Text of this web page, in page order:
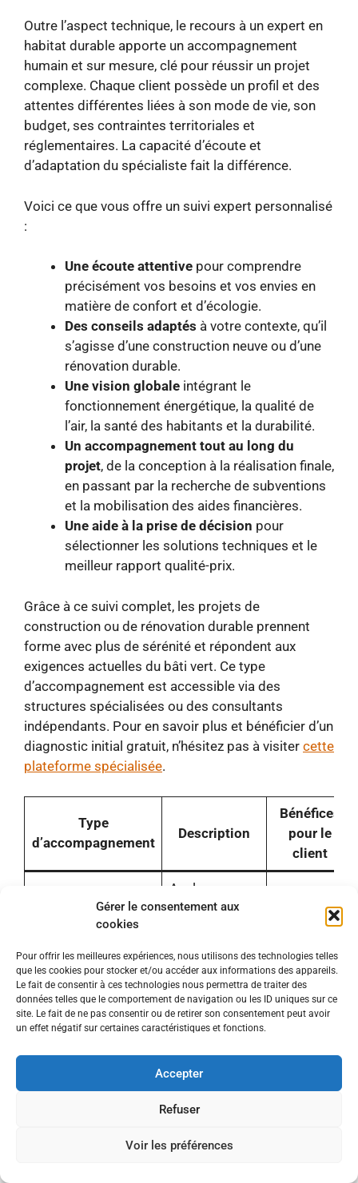
Gérer le consentement aux
cookies
Pour offrir les meilleures expériences, nous utilisons des technologies telles
que les cookies pour stocker et/ou accéder aux informations des appareils.
Le fait de consentir à ces technologies nous permettra de traiter des
données telles que le comportement de navigation ou les ID uniques sur ce
site. Le fait de ne pas consentir ou de retirer son consentement peut avoir
un effet négatif sur certaines caractéristiques et fonctions.
Accepter
Refuser
Voir les préférences
Outre l’aspect technique, le recours à un expert en
habitat durable apporte un accompagnement
humain et sur mesure, clé pour réussir un projet
complexe. Chaque client possède un profil et des
attentes différentes liées à son mode de vie, son
budget, ses contraintes territoriales et
réglementaires. La capacité d’écoute et
d’adaptation du spécialiste fait la différence.
Voici ce que vous offre un suivi expert personnalisé
:
Une écoute attentive pour comprendre
précisément vos besoins et vos envies en
matière de confort et d’écologie.
Des conseils adaptés à votre contexte, qu’il
s’agisse d’une construction neuve ou d’une
rénovation durable.
Une vision globale intégrant le
fonctionnement énergétique, la qualité de
l’air, la santé des habitants et la durabilité.
Un accompagnement tout au long du
projet, de la conception à la réalisation finale,
en passant par la recherche de subventions
et la mobilisation des aides financières.
Une aide à la prise de décision pour
sélectionner les solutions techniques et le
meilleur rapport qualité-prix.
Grâce à ce suivi complet, les projets de
construction ou de rénovation durable prennent
forme avec plus de sérénité et répondent aux
exigences actuelles du bâti vert. Ce type
d’accompagnement est accessible via des
structures spécialisées ou des consultants
indépendants. Pour en savoir plus et bénéficier d’un
diagnostic initial gratuit, n’hésitez pas à visiter cette
plateforme spécialisée.
Type
d’accompagnement
Description
Bénéfices
pour le
client
personnalisé
Analyse
individuelle
préconisations
adaptés et
Suivi technique
Vérification
des étapes et
de la qualité
Sécurité,
conformité
et
Aide à la
constitution
de dossiers
financières
Réduction